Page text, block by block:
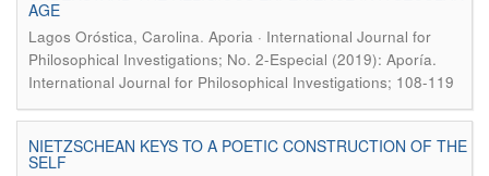
AGE
Lagos Oróstica, Carolina. Aporia · International Journal for
Philosophical Investigations; No. 2-Especial (2019): Aporía.
International Journal for Philosophical Investigations; 108-119
NIETZSCHEAN KEYS TO A POETIC CONSTRUCTION OF THE
SELF